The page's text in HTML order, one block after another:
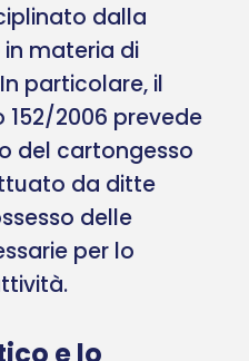
dalla
materia di
particolare, il
152/2006 prevede
del cartongesso
da ditte
delle
per lo
e lo